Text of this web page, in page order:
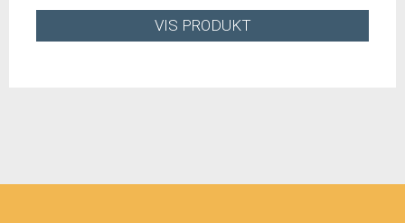
VIS PRODUKT